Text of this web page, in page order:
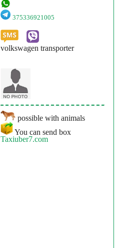
375336921005
volkswagen transporter
possible with animals
You can send box
Taxiuber7.com